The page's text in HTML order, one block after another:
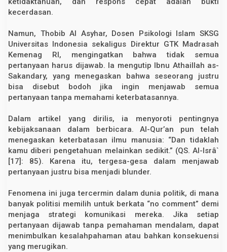
s
i
I
n
s
t
a
n
d
a
I
kecerdasan.
Namun, Thobib Al Asyhar, Dosen Psikologi Islam SKSG
Universitas Indonesia sekaligus Direktur GTK Madrasah
Kemenag RI, mengingatkan bahwa tidak semua
pertanyaan harus dijawab. Ia mengutip Ibnu Athaillah as-
Sakandary, yang menegaskan bahwa seseorang justru
bisa disebut bodoh jika ingin menjawab semua
pertanyaan tanpa memahami keterbatasannya.
Dalam artikel yang dirilis, ia menyoroti pentingnya
kebijaksanaan dalam berbicara. Al-Qur’an pun telah
menegaskan keterbatasan ilmu manusia: “Dan tidaklah
kamu diberi pengetahuan melainkan sedikit.” (QS. Al-Isrâ`
[17]: 85). Karena itu, tergesa-gesa dalam menjawab
pertanyaan justru bisa menjadi blunder.
Fenomena ini juga tercermin dalam dunia politik, di mana
banyak politisi memilih untuk berkata “no comment” demi
menjaga strategi komunikasi mereka. Jika setiap
pertanyaan dijawab tanpa pemahaman mendalam, dapat
menimbulkan kesalahpahaman atau bahkan konsekuensi
yang merugikan.